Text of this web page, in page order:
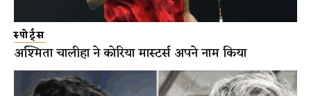
स्पोर्ट्स
अश्मिता चालीहा ने कोरिया मास्टर्स अपने नाम किया